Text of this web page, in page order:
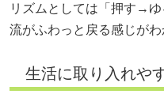
リズムとしては「押す→
流がふわっと戻る感じが
生活に取り入れや